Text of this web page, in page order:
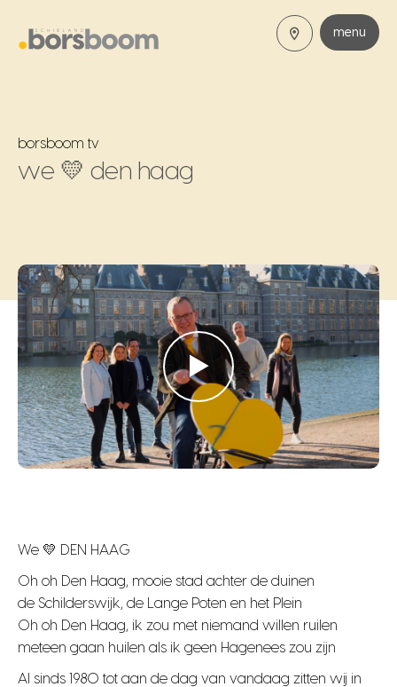
menu
borsboom tv
we 💛 den haag
We 💛 DEN HAAG
Oh oh Den Haag, mooie stad achter de duinen
de Schilderswijk, de Lange Poten en het Plein
Oh oh Den Haag, ik zou met niemand willen ruilen
meteen gaan huilen als ik geen Hagenees zou zijn
Al sinds 1980 tot aan de dag van vandaag zitten wij in